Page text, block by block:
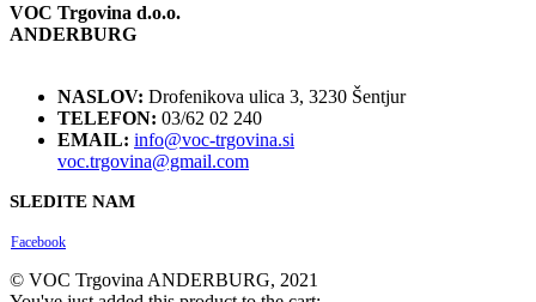
VOC Trgovina d.o.o.
ANDERBURG
NASLOV: Drofenikova ulica 3, 3230 Šentjur
TELEFON: 03/62 02 240
EMAIL: info@voc-trgovina.si
voc.trgovina@gmail.com
SLEDITE NAM
Facebook
© VOC Trgovina ANDERBURG, 2021